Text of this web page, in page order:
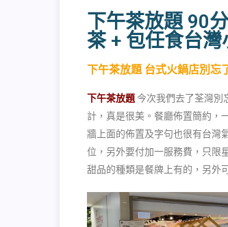
下午茶放題 90
茶 + 包任食台
下午茶放題 台式火鍋店別忘
下午茶放題今次我們去了荃灣別
計，真是很美。餐廳佈置簡約，
牆上面的佈置及字句也很有台灣
位，另外要付加一服務費，只限
甜品的種類是餐牌上有的，另外